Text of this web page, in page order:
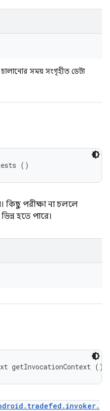
চালানোর সময় সংগৃহীত ডেটা
()
কিছু পরীক্ষা না চললে
হতে পারে।
getInvocationContext ()